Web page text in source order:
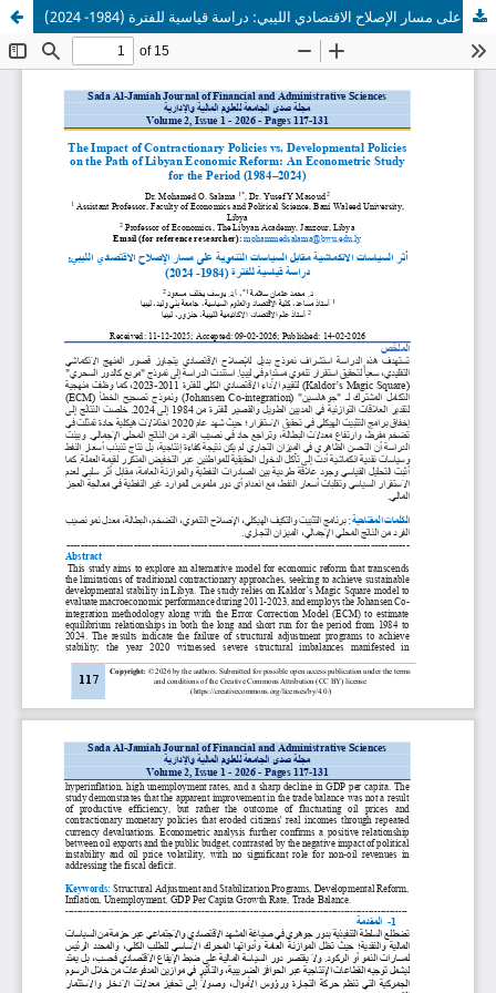
أثر السياسات الانكماشية مقابل السياسات التنموية على مسار الإصلاح الاقتصادي الليبي: دراسة قياسية للفترة (1984- 2024)